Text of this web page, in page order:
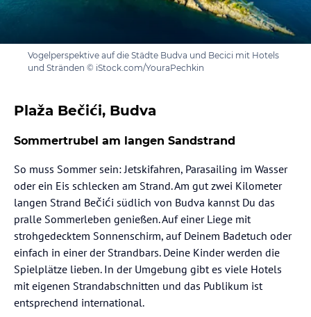
Vogelperspektive auf die Städte Budva und Becici mit Hotels
und Stränden © iStock.com/YouraPechkin
Plaža Bečići, Budva
Sommertrubel am langen Sandstrand
So muss Sommer sein: Jetskifahren, Parasailing im Wasser
oder ein Eis schlecken am Strand. Am gut zwei Kilometer
langen Strand Bečići südlich von Budva kannst Du das
pralle Sommerleben genießen. Auf einer Liege mit
strohgedecktem Sonnenschirm, auf Deinem Badetuch oder
einfach in einer der Strandbars. Deine Kinder werden die
Spielplätze lieben. In der Umgebung gibt es viele Hotels
mit eigenen Strandabschnitten und das Publikum ist
entsprechend international.